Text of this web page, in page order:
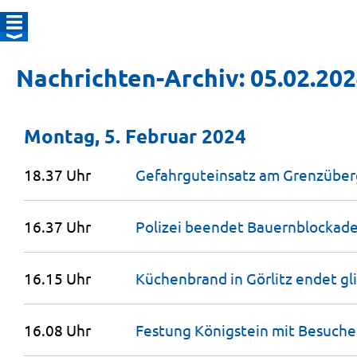
Nachrichten-Archiv:
Montag, 5. Februar 2024
18.37 Uhr Gefahrguteinsatz am
16.37 Uhr Polizei beendet
16.15 Uhr Küchenbrand in Görlitz endet
16.08 Uhr Festung Königstein mit